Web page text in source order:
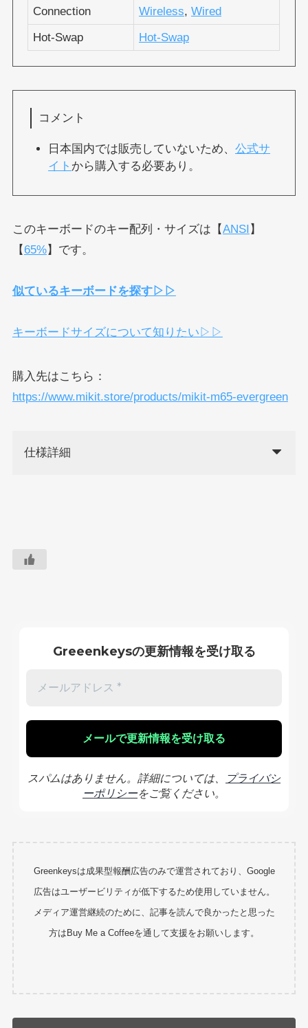
Connection
Wireless, Wired
Hot-Swap
Hot-Swap
コメント
日本国内では販売していないため、 公式サ
イト から購入する必要あり。
このキーボードのキー配列・サイズは【ANSI 】
【 65%】です。
似ているキーボードを探す▷▷
キーボードサイズについて知りたい▷▷
購入先はこちら：
https://www.mikit.store/products/mikit-m65-evergreen
仕様詳細
Greeenkeysの更新情報を受け取る
スパムはありません。詳細については、
プライバシ
ーポリシーをご覧ください。
Greenkeysは成果型報酬広告のみで運営されており、Google
広告はユーザービリティが低下するため使用していません。
メディア運営継続のために、記事を読んで良かったと思った
方はBuy Me a Coffeeを通して支援をお願いします。